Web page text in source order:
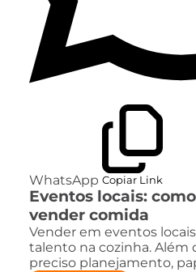
WhatsApp Copiar Link
Eventos locais:
vender comida
Vender em eventos
talento na cozinha. Além
preciso planejamento,